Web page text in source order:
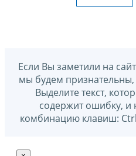
Если Вы заметили на
мы будем
Выделите текст,
содержит ошибку, и
комбинацию клавиш: